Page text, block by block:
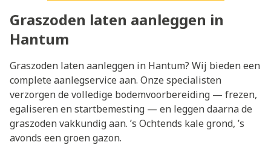
Graszoden laten aanleggen in
Hantum
Graszoden laten aanleggen in Hantum? Wij bieden een
complete aanlegservice aan. Onze specialisten
verzorgen de volledige bodemvoorbereiding — frezen,
egaliseren en startbemesting — en leggen daarna de
graszoden vakkundig aan. ’s Ochtends kale grond, ’s
avonds een groen gazon.